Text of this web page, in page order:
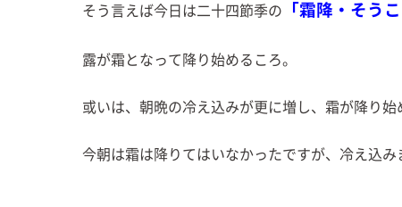
そう言えば今日は二十四節季の 「霜降・そうこ
露が霜となって降り始めるころ。
或いは、朝晩の冷え込みが更に増し、霜が降り始
今朝は霜は降りてはいなかったですが、冷え込み